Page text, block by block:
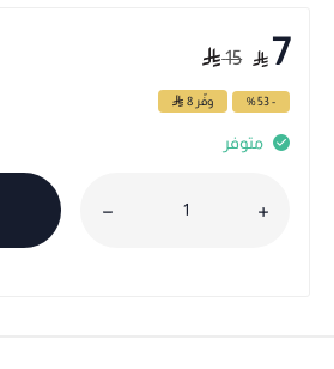
7
15
- 53 % وفّر 8
متوفر